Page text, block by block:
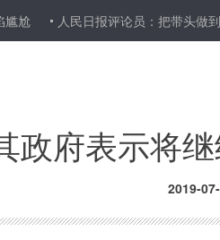
人民日报评论员：把带头做到“两个
政府表示将
2019-